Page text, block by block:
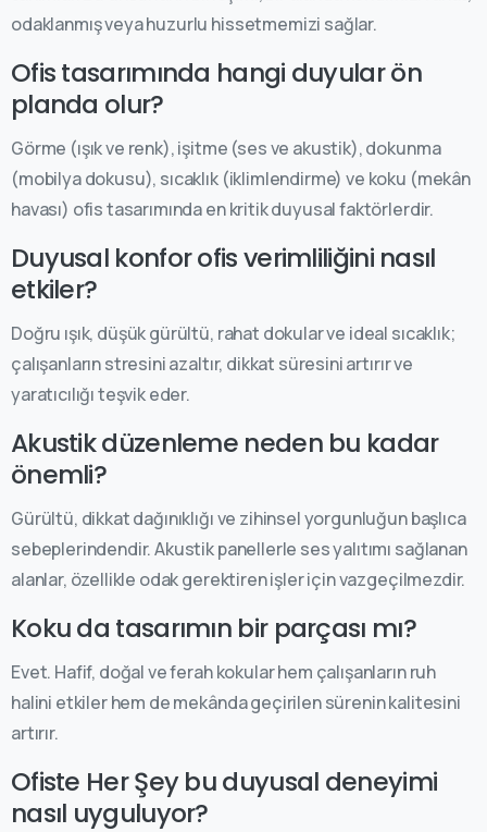
odaklanmış veya huzurlu hissetmemizi sağlar.
Ofis tasarımında hangi duyular ön
planda olur?
Görme (ışık ve renk), işitme (ses ve akustik), dokunma
(mobilya dokusu), sıcaklık (iklimlendirme) ve koku (mekân
havası) ofis tasarımında en kritik duyusal faktörlerdir.
Duyusal konfor ofis verimliliğini nasıl
etkiler?
Doğru ışık, düşük gürültü, rahat dokular ve ideal sıcaklık;
çalışanların stresini azaltır, dikkat süresini artırır ve
yaratıcılığı teşvik eder.
Akustik düzenleme neden bu kadar
önemli?
Gürültü, dikkat dağınıklığı ve zihinsel yorgunluğun başlıca
sebeplerindendir. Akustik panellerle ses yalıtımı sağlanan
alanlar, özellikle odak gerektiren işler için vazgeçilmezdir.
Koku da tasarımın bir parçası mı?
Evet. Hafif, doğal ve ferah kokular hem çalışanların ruh
halini etkiler hem de mekânda geçirilen sürenin kalitesini
artırır.
Ofiste Her Şey bu duyusal deneyimi
nasıl uyguluyor?